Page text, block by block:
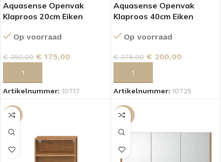
Aquasense Openvak
Klaproos 20cm Eiken
Op voorraad
€350,00 € 175,00
Artikelnummer: 10717
Aquasense Openvak
Klaproos 40cm Eiken
Op voorraad
€378,00 € 200,00
Artikelnummer: 10725
-1% -30%